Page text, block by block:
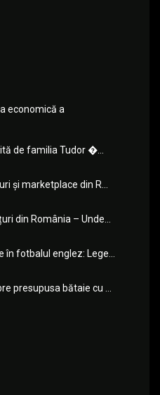
economică a
de familia Tudor �...
și marketplace din R...
din România – Unde...
în fotbalul englez: Lege...
presupusa bătaie cu ...